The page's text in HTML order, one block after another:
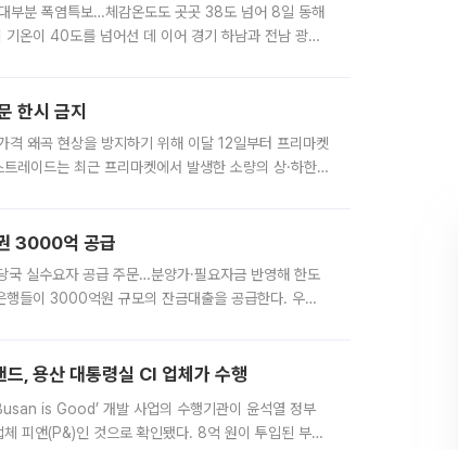
분 폭염특보…체감온도도 곳곳 38도 넘어 8일 동해
온이 40도를 넘어선 데 이어 경기 하남과 전남 광양
한시 금지
왜곡 현상을 방지하기 위해 이달 12일부터 프리마켓
레이드는 최근 프리마켓에서 발생한 소량의 상·하한
3000억 공급
실수요자 공급 주문…분양가·필요자금 반영해 한도
행들이 3000억원 규모의 잔금대출을 공급한다. 우리
, 용산 대통령실 CI 업체가 수행
is Good’ 개발 사업의 수행기관이 윤석열 정부
피앤(P&)인 것으로 확인됐다. 8억 원이 투입된 부산